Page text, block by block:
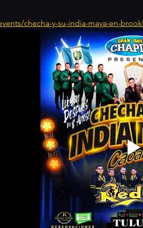
checha-y-su-india-maya-en-